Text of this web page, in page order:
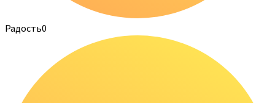
Радость0